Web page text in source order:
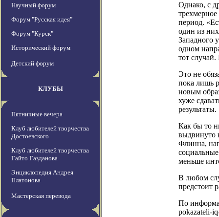
Научный форум
Форум "Русская идея"
Форум "Курск"
Исторический форум
Детский форум
КЛУБЫ
Пятничные вечера
Клуб любителей творчества
Достоевского
Клуб любителей творчества
Гайто Газданова
Энциклопедия Андрея
Платонова
Мастерская перевода
Однако, с
период.
один из
Западного
одном
тот
Это не
пока лишь
новым
хуже
результаты.
Как бы то
выдвинуто
Флинна,
меньше
В любом
предстоит
По
pokazateli-